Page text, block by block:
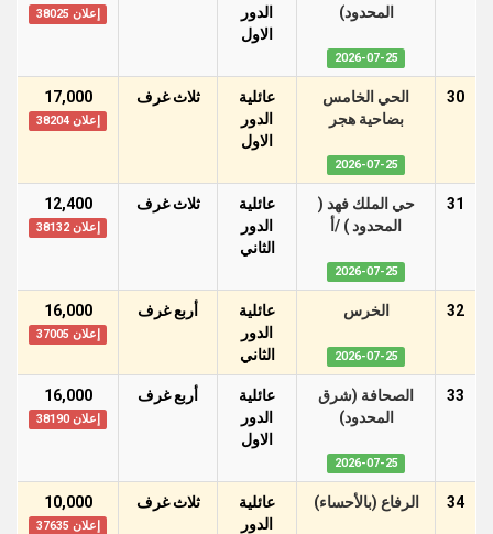
المحدود)
2026-07-25
الدور
اﻻول
إعلان 38025
30
الحي الخامس
بضاحية هجر
2026-07-25
عائلية
الدور
اﻻول
ثلاث غرف 17,000
إعلان 38204
31
حي الملك فهد (
المحدود ) /أ
2026-07-25
عائلية
الدور
الثاني
ثلاث غرف 12,400
إعلان 38132
32 الخرس
2026-07-25
عائلية
الدور
الثاني
أربع غرف 16,000
إعلان 37005
33
الصحافة (شرق
المحدود)
2026-07-25
عائلية
الدور
اﻻول
أربع غرف 16,000
إعلان 38190
34 الرفاع (بالأحساء)
عائلية
الدور
ثلاث غرف 10,000
إعلان 37635